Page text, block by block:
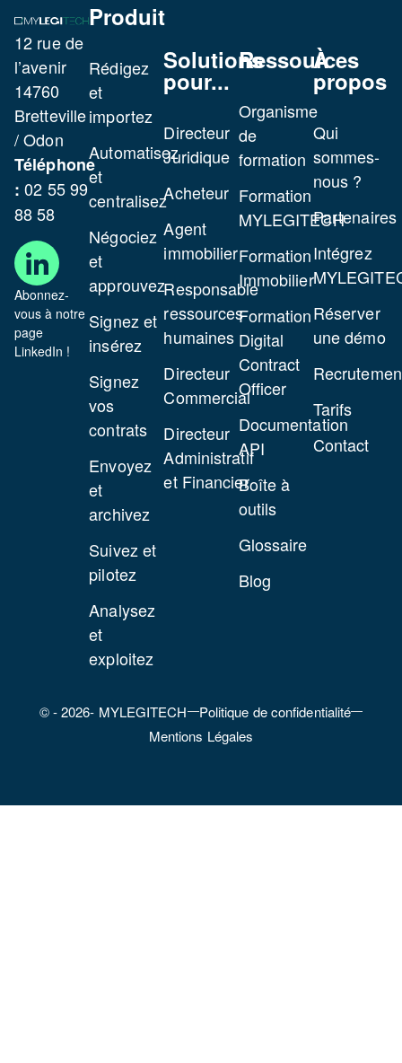
12 rue de
l’avenir
14760
Bretteville
/ Odon
Téléphone
: 02 55 99
88 58
Abonnez-
vous à notre
page
LinkedIn !
Produit
Rédigez
et
importez
Automatisez
et
centralisez
Négociez
et
approuvez
Signez et
insérez
Signez
vos
contrats
Envoyez
et
archivez
Suivez et
pilotez
Analysez
et
exploitez
Solutions
pour...
Directeur
Juridique
Acheteur
Agent
immobilier
Responsable
ressources
humaines
Directeur
Commercial
Directeur
Administratif
et Financier
Ressources
Organisme
de
formation
Formation
MYLEGITECH
Formation
Immobilier
Formation
Digital
Contract
Officer
Documentation
API
Boîte à
outils
Glossaire
Blog
À
propos
Qui
sommes-
nous ?
Partenaires
Intégrez
Réserver
une démo
Tarifs
Contact
© - 2026- MYLEGITECH
Politique de confidentialité
Mentions Légales